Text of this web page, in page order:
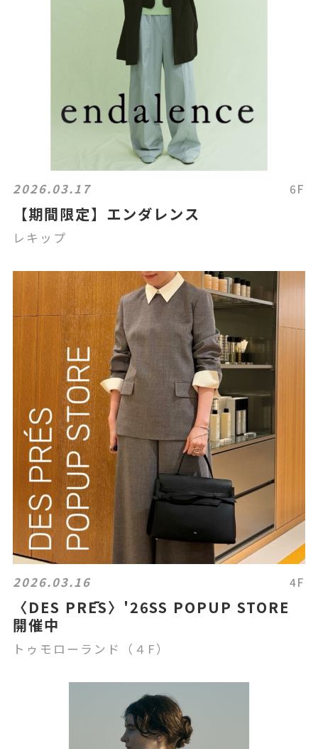
2026.03.17 6F
【期間限定】エンダレンス
レキップ
2026.03.16 4F
〈DES PRĒS〉'26SS POPUP STORE
開催中
トゥモローランド（４F）